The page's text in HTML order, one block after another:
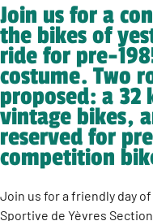
Join us for a
the bikes of
ride for pre-
costume. Two
proposed: a
vintage bikes,
reserved for
competition
Join us for a friendly day
Sportive de Yèvres Section